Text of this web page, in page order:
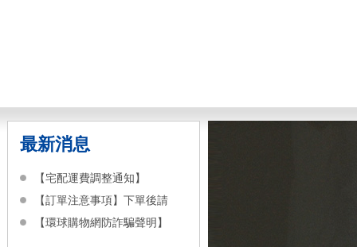
最新消息
【宅配運費調整通知】
【訂單注意事項】下單後請
【環球購物網防詐騙聲明】